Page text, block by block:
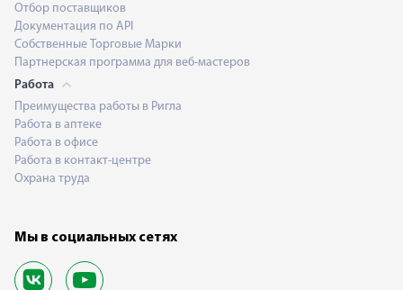
Отбор поставщиков
Документация по API
Собственные Торговые Марки
Партнерская программа для веб-мастеров
Работа
Преимущества работы в Ригла
Работа в аптеке
Работа в офисе
Работа в контакт-центре
Охрана труда
Мы в социальных сетях